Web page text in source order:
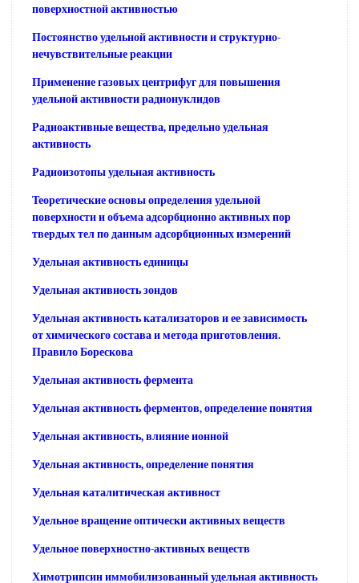
поверхностной активностью
Постоянство удельной активности и структурно-
нечувствительные реакции
Применение газовых центрифуг для повышения
удельной активности радионуклидов
Радиоактивные вещества, предельно удельная
активность
Радиоизотопы удельная активность
Теоретические основы определения удельной
поверхности и объема адсорбционно активных пор
твердых тел по данным адсорбционных измерений
Удельная активность единицы
Удельная активность зондов
Удельная активность катализаторов и ее зависимость
от химического состава и метода приготовления.
Правило Борескова
Удельная активность фермента
Удельная активность ферментов, определение понятия
Удельная активность, влияние ионной
Удельная активность, определение понятия
Удельная каталитическая активност
Удельное вращение оптически активных веществ
Удельное поверхностно-активных веществ
Химотрипсин иммобилизованный удельная активность